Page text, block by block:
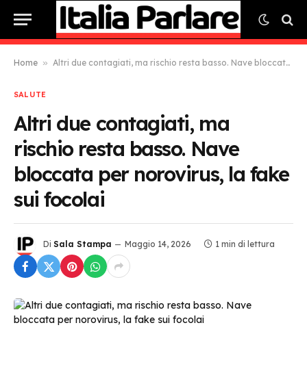
Home » Altri due contagiati, ma rischio resta basso. Nave bloccata per norovirus, la fake sui focolai
SALUTE
Altri due contagiati, ma
rischio resta basso. Nave
bloccata per norovirus, la fake
sui focolai
Di Sala Stampa Maggio 14, 2026 1 min di lettura